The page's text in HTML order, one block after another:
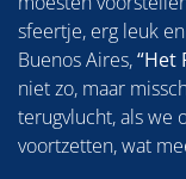
sfeertje, erg leuk
Buenos Aires,“Het
niet zo, maar
terugvlucht, als we
voortzetten, wat